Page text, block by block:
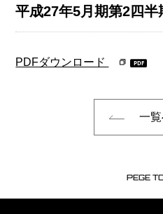
平成27年5月期第2四
PDFダウンロード
一
PEGE